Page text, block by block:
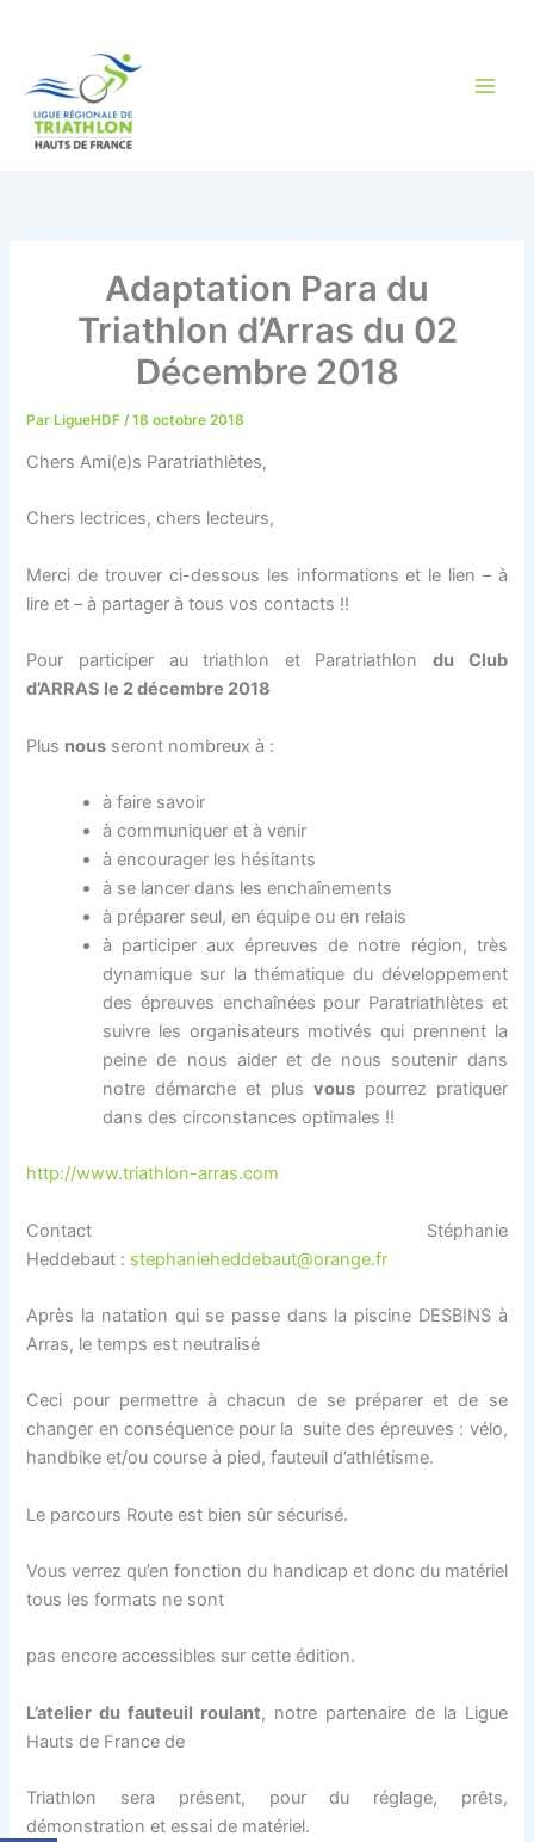
Adaptation Para du
Triathlon d’Arras du 02
Décembre 2018
ParLigueHDF /18 octobre 2018
Chers Ami(e)s Paratriathlètes,
Chers lectrices, chers lecteurs,
Merci de trouver ci-dessous les informations et le lien – à
lire et – à partager à tous vos contacts !!
Pour participer au triathlon et Paratriathlon du Club
d’ARRAS le 2 décembre 2018
Plus nous seront nombreux à :
à faire savoir
à communiquer et à venir
à encourager les hésitants
à se lancer dans les enchaînements
à préparer seul, en équipe ou en relais
à participer aux épreuves de notre région, très
dynamique sur la thématique du développement
des épreuves enchaînées pour Paratriathlètes et
suivre les organisateurs motivés qui prennent la
peine de nous aider et de nous soutenir dans
notre démarche et plus vouspourrez pratiquer
dans des circonstances optimales !!
http://www.triathlon-arras.com
Contact Stéphanie
Heddebaut : stephanieheddebaut@orange.fr
Après la natation qui se passe dans la piscine DESBINS à
Arras, le temps est neutralisé
Ceci pour permettre à chacun de se préparer et de se
changer en conséquence pour la suite des épreuves : vélo,
handbike et/ou course à pied, fauteuil d’athlétisme.
Le parcours Route est bien sûr sécurisé.
Vous verrez qu’en fonction du handicap et donc du matériel
tous les formats ne sont
pas encore accessibles sur cette édition.
L’atelier du fauteuil roulant, notre partenaire de la Ligue
Hauts de France de
Triathlon sera présent, pour du réglage, prêts,
démonstration et essai de matériel.